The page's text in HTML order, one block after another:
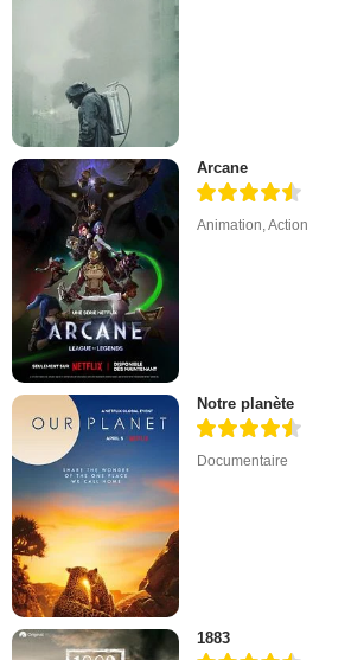
Arcane
Animation,Action
Notre planète
Documentaire
1883